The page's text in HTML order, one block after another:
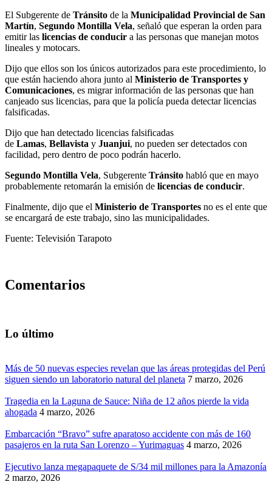
El Subgerente de Tránsito de la Municipalidad Provincial de San
Martín, Segundo Montilla Vela, señaló que esperan la orden para
emitir las licencias de conducir a las personas que manejan motos
lineales y motocars.
Dijo que ellos son los únicos autorizados para este procedimiento, lo
que están haciendo ahora junto al Ministerio de Transportes y
Comunicaciones, es migrar información de las personas que han
canjeado sus licencias, para que la policía pueda detectar licencias
falsificadas.
Dijo que han detectado licencias falsificadas
de Lamas, Bellavista y Juanjui, no pueden ser detectados con
facilidad, pero dentro de poco podrán hacerlo.
Segundo Montilla Vela, Subgerente Tránsito habló que en mayo
probablemente retomarán la emisión de licencias de conducir.
Finalmente, dijo que el Ministerio de Transportes no es el ente que
se encargará de este trabajo, sino las municipalidades.
Fuente: Televisión Tarapoto
Comentarios
Lo último
Más de 50 nuevas especies revelan que las áreas protegidas del Perú
siguen siendo un laboratorio natural del planeta 7 marzo, 2026
Tragedia en la Laguna de Sauce: Niña de 12 años pierde la vida
ahogada 4 marzo, 2026
Embarcación “Bravo” sufre aparatoso accidente con más de 160
pasajeros en la ruta San Lorenzo – Yurimaguas 4 marzo, 2026
Ejecutivo lanza megapaquete de S/34 mil millones para la Amazonía
2 marzo, 2026